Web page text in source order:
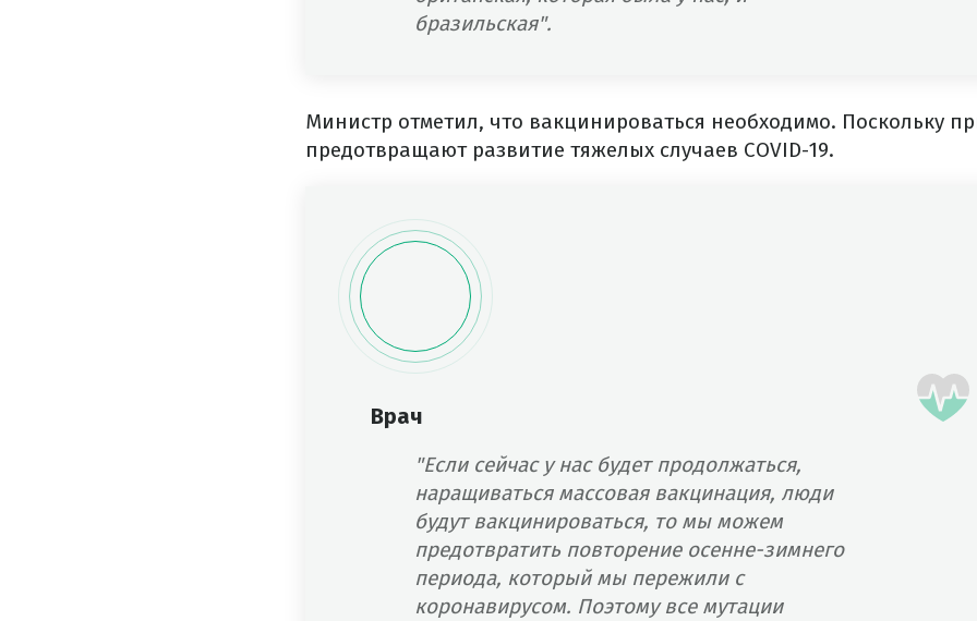
бразильская".
Министр отметил, что вакцинироваться необходимо. Поскольку
предотвращают развитие тяжелых случаев COVID-19.
Врач
"Если сейчас у нас будет продолжаться,
наращиваться массовая вакцинация, люди
будут вакцинироваться, то мы можем
предотвратить повторение осенне-зимнего
периода, который мы пережили с
коронавирусом. Поэтому все мутации